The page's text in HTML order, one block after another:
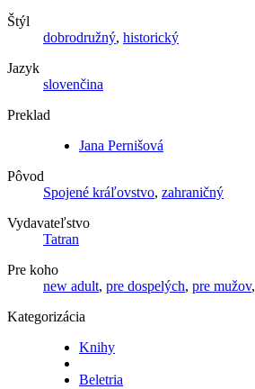
Štýl
dobrodružný, historický
Jazyk
slovenčina
Preklad
Jana Pernišová
Pôvod
Spojené kráľovstvo, zahraničný
Vydavateľstvo
Tatran
Pre koho
new adult, pre dospelých, pre mužov,
Kategorizácia
Knihy
Beletria